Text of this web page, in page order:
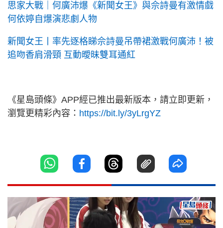
思家大戰｜何廣沛爆《新聞女王》與佘詩曼有激情戲
何依婷自爆演悲劇人物
新聞女王丨率先逐格睇佘詩曼吊帶裙激戰何廣沛！被
追吻香肩滑頸 互動曖昧雙耳通紅
《星島頭條》APP經已推出最新版本，請立即更新，
瀏覽更精彩內容： https://bit.ly/3yLrgYZ